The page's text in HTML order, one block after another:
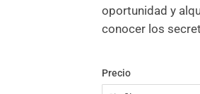
oportunidad y
conocer los
Precio